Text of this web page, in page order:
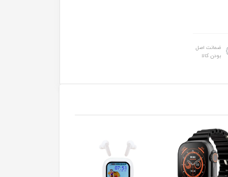
ضمانت اصل
بودن کالا